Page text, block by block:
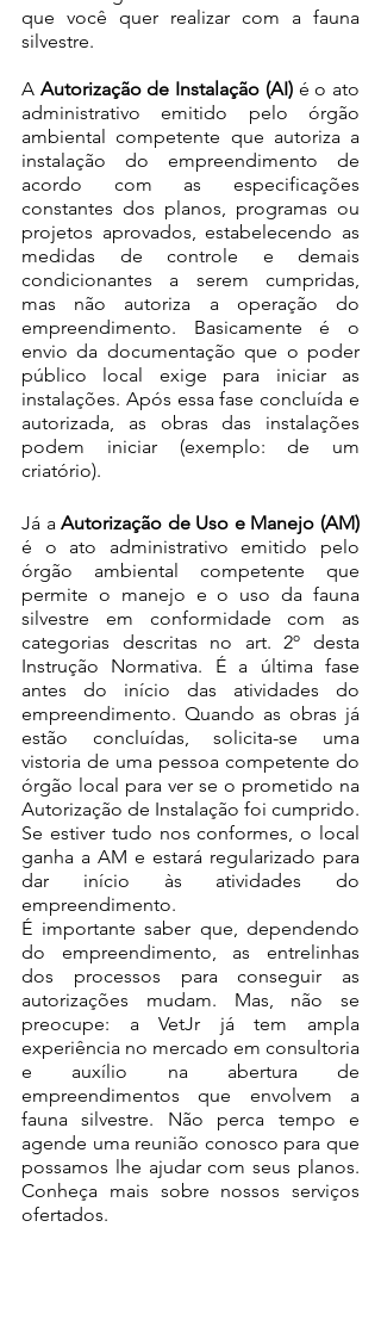
que você quer realizar com a fauna
silvestre.
A Autorização de Instalação (AI) é o ato
administrativo emitido pelo órgão
ambiental competente que autoriza a
instalação do empreendimento de
acordo com as especificações
constantes dos planos, programas ou
projetos aprovados, estabelecendo as
medidas de controle e demais
condicionantes a serem cumpridas,
mas não autoriza a operação do
empreendimento. Basicamente é o
envio da documentação que o poder
público local exige para iniciar as
instalações. Após essa fase concluída e
autorizada, as obras das instalações
podem iniciar (exemplo: de um
criatório).
Já a Autorização de Uso e Manejo (AM)
é o ato administrativo emitido pelo
órgão ambiental competente que
permite o manejo e o uso da fauna
silvestre em conformidade com as
categorias descritas no art. 2º desta
Instrução Normativa. É a última fase
antes do início das atividades do
empreendimento. Quando as obras já
estão concluídas, solicita-se uma
vistoria de uma pessoa competente do
órgão local para ver se o prometido na
Autorização de Instalação foi cumprido.
Se estiver tudo nos conformes, o local
ganha a AM e estará regularizado para
dar início às atividades do
empreendimento.
É importante saber que, dependendo
do empreendimento, as entrelinhas
dos processos para conseguir as
autorizações mudam. Mas, não se
preocupe: a VetJr já tem ampla
experiência no mercado em consultoria
e auxílio na abertura de
empreendimentos que envolvem a
fauna silvestre. Não perca tempo e
agende uma reunião conosco para que
possamos lhe ajudar com seus planos.
Conheça mais sobre nossos serviços
ofertados.